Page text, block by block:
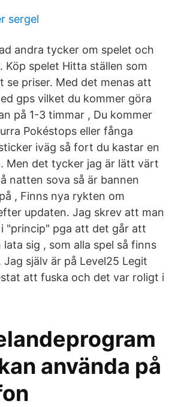
sergel
andra tycker om spelet och
Köp spelet Hitta ställen som
se priser. Med det menas att
gps vilket du kommer göra
på 1-3 timmar , Du kommer
Pokéstops eller fånga
iväg så fort du kastar en
Men det tycker jag är lätt värt
natten sova så är bannen
, Finns nya rykten om
updaten. Jag skrev att man
"princip" pga att det går att
sig , som alla spel så finns
själv är på Level25 Legit
att fuska och det var roligt i
använda på